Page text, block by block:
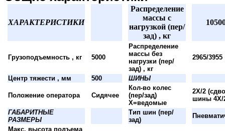
ХАРАКТЕРИСТИКИ
Распределение
массы с
нагрузкой (пер/
зад) , кг
Грузоподъемность , кг 5000
Распределение
массы без
нагрузки (пер/
зад) , кг
2965/3955
Центр тяжести , мм 500 ШИНЫ
Положение оператора Сидячее
Кол-во колес
(пер/зад)
X=ведомые
2X/2
шины 4X/
ГАБАРИТНЫЕ
РАЗМЕРЫ
Тип шин (пер/
зад)
Макс. высота подъема